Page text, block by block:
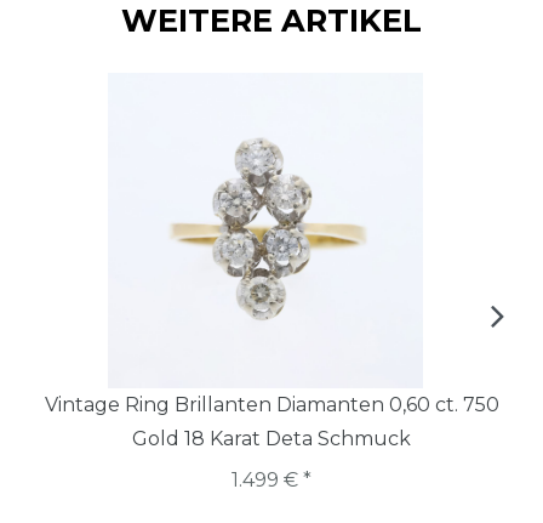
WEITERE ARTIKEL
Vintage Ring Brillanten Diamanten 0,60 ct. 750
Gold 18 Karat Deta Schmuck
1.499 € *